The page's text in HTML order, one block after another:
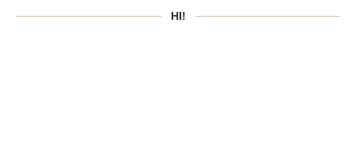
HI!